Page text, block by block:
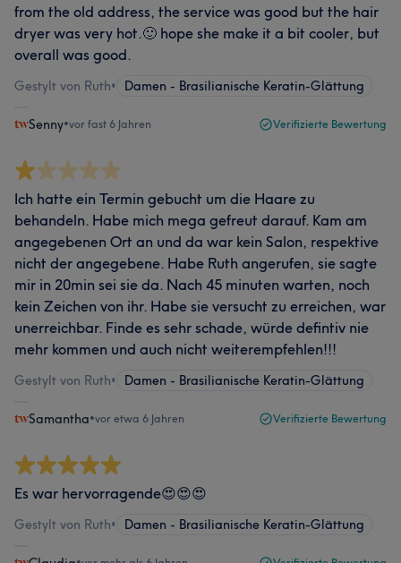
from the old address, the service was good but the hair
dryer was very hot.🙂 hope she make it a bit cooler, but
overall was good.
Gestylt von Ruth• Damen - Brasilianische Keratin-Glättung
Senny•vor fast 6 Jahren Verifizierte Bewertung
Ich hatte ein Termin gebucht um die Haare zu
behandeln. Habe mich mega gefreut darauf. Kam am
angegebenen Ort an und da war kein Salon, respektive
nicht der angegebene. Habe Ruth angerufen, sie sagte
mir in 20min sei sie da. Nach 45 minuten warten, noch
kein Zeichen von ihr. Habe sie versucht zu erreichen, war
unerreichbar. Finde es sehr schade, würde defintiv nie
mehr kommen und auch nicht weiterempfehlen!!!
Gestylt von Ruth• Damen - Brasilianische Keratin-Glättung
Samantha•vor etwa 6 Jahren Verifizierte Bewertung
Es war hervorragende😍😍😍
Gestylt von Ruth• Damen - Brasilianische Keratin-Glättung